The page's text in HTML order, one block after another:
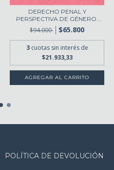
DERECHO PENAL Y
PERSPECTIVA DE GÉNERO.
C...
$94.000 $65.800
3 cuotas sin interés de
$21.933,33
POLÍTICA DE DEVOLUCIÓN